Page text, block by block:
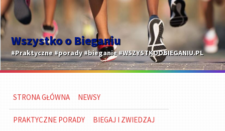
Wszystko o Bieganiu
#Praktyczne #porady #bieganie #WSZYSTKOOBIEGANIU.PL
STRONA GŁÓWNA NEWSY
PRAKTYCZNE PORADY BIEGAJ I ZWIEDZAJ